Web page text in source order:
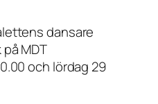
dansare
MDT
och lördag 29